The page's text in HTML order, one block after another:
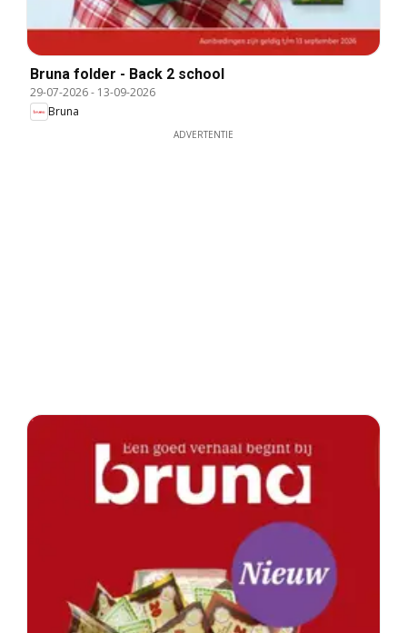
Bruna folder - Back 2 school
29-07-2026- 13-09-2026
Bruna
ADVERTENTIE